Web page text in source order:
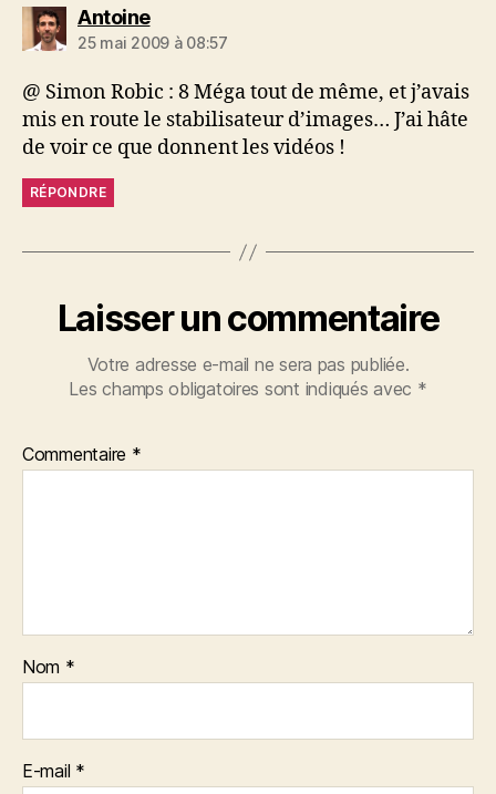
Antoinedit :
25 mai 2009 à 08:57
@ Simon Robic : 8 Méga tout de même, et j’avais
mis en route le stabilisateur d’images… J’ai hâte
de voir ce que donnent les vidéos !
RÉPONDRE
Laisser un commentaire
Votre adresse e-mail ne sera pas publiée.
Les champs obligatoires sont indiqués avec *
Commentaire *
Nom *
E-mail *